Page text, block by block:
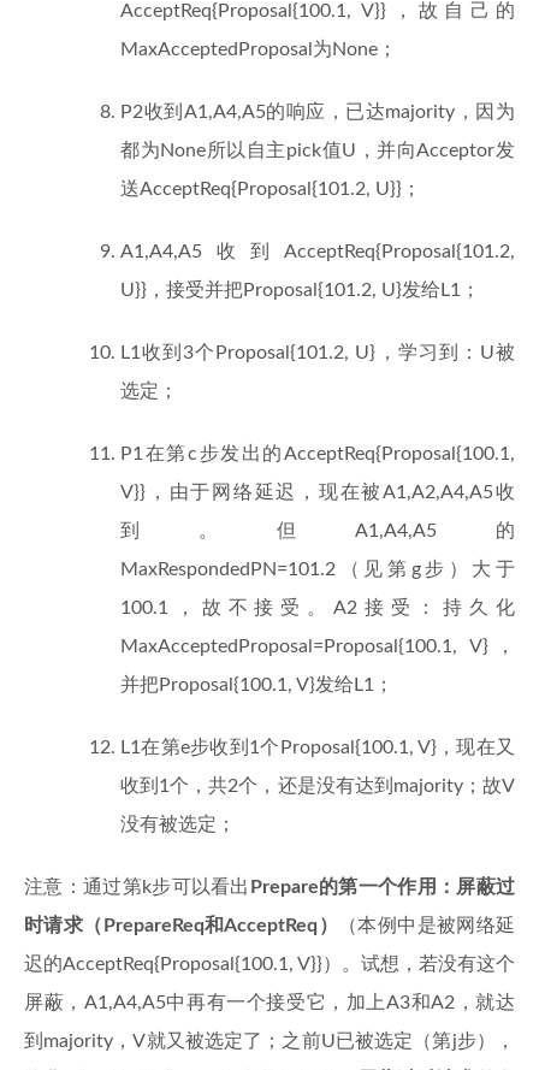
AcceptReq{Proposal{100.1, V}}，故自己的
MaxAcceptedProposal为None；
P2收到A1,A4,A5的响应，已达majority，因为
都为None所以自主pick值U，并向Acceptor发
送AcceptReq{Proposal{101.2, U}}；
A1,A4,A5收到AcceptReq{Proposal{101.2,
U}}，接受并把Proposal{101.2, U}发给L1；
L1收到3个Proposal{101.2, U}，学习到：U被
选定；
P1在第c步发出的AcceptReq{Proposal{100.1,
V}}，由于网络延迟，现在被A1,A2,A4,A5收
到。但A1,A4,A5的
MaxRespondedPN=101.2（见第g步）大于
100.1，故不接受。A2接受：持久化
MaxAcceptedProposal=Proposal{100.1, V}，
并把Proposal{100.1, V}发给L1；
L1在第e步收到1个Proposal{100.1, V}，现在又
收到1个，共2个，还是没有达到majority；故V
没有被选定；
注意：通过第k步可以看出 Prepare的第一个作用：屏蔽过
时请求（PrepareReq和AcceptReq）
（本例中是被网络延
迟的AcceptReq{Proposal{100.1, V}}）。试想，若没有这个
屏蔽，A1,A4,A5中再有一个接受它，加上A3和A2，就达
到majority，V就又被选定了；之前U已被选定（第j步），